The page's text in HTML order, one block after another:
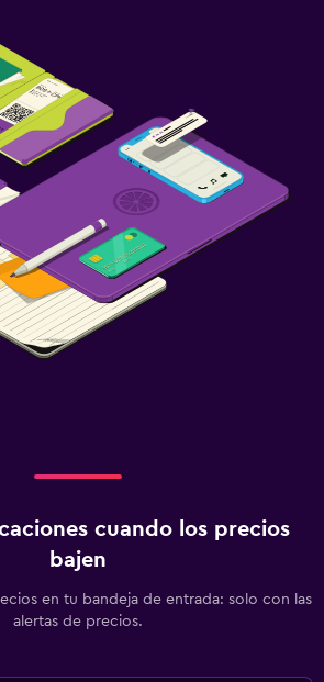
cuando los precios
bajen
en tu bandeja de entrada: solo con las
alertas de precios.